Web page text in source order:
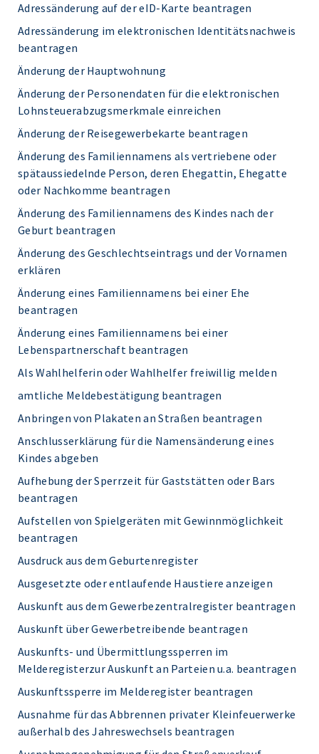
Adressänderung auf der eID-Karte beantragen
Adressänderung im elektronischen Identitätsnachweis
beantragen
Änderung der Hauptwohnung
Änderung der Personendaten für die elektronischen
Lohnsteuerabzugsmerkmale einreichen
Änderung der Reisegewerbekarte beantragen
Änderung des Familiennamens als vertriebene oder
spätaussiedelnde Person, deren Ehegattin, Ehegatte
oder Nachkomme beantragen
Änderung des Familiennamens des Kindes nach der
Geburt beantragen
Änderung des Geschlechtseintrags und der Vornamen
erklären
Änderung eines Familiennamens bei einer Ehe
beantragen
Änderung eines Familiennamens bei einer
Lebenspartnerschaft beantragen
Als Wahlhelferin oder Wahlhelfer freiwillig melden
amtliche Meldebestätigung beantragen
Anbringen von Plakaten an Straßen beantragen
Anschlusserklärung für die Namensänderung eines
Kindes abgeben
Aufhebung der Sperrzeit für Gaststätten oder Bars
beantragen
Aufstellen von Spielgeräten mit Gewinnmöglichkeit
beantragen
Ausdruck aus dem Geburtenregister
Ausgesetzte oder entlaufende Haustiere anzeigen
Auskunft aus dem Gewerbezentralregister beantragen
Auskunft über Gewerbetreibende beantragen
Auskunfts- und Übermittlungssperren im
Melderegisterzur Auskunft an Parteien u.a. beantragen
Auskunftssperre im Melderegister beantragen
Ausnahme für das Abbrennen privater Kleinfeuerwerke
außerhalb des Jahreswechsels beantragen